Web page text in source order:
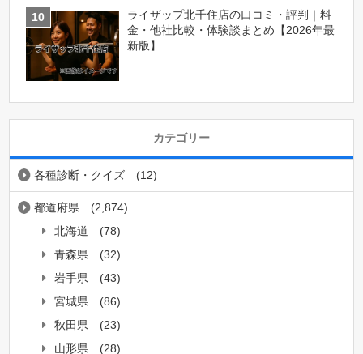
ライザップ北千住店の口コミ・評判｜料
金・他社比較・体験談まとめ【2026年最
新版】
カテゴリー
各種診断・クイズ (12)
都道府県
(2,874)
北海道
(78)
青森県
(32)
岩手県
(43)
宮城県
(86)
秋田県
(23)
山形県
(28)